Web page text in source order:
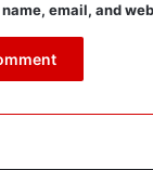
email, and